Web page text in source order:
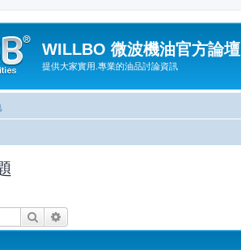
WILLBO 微波機油官方論壇
提供大家實用.專業的油品討論資訊
搜尋